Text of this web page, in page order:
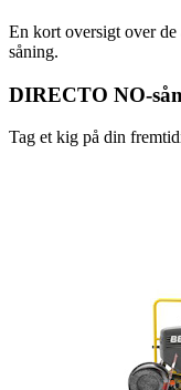
En kort oversigt over de
såning.
DIRECTO NO-
Tag et kig på din